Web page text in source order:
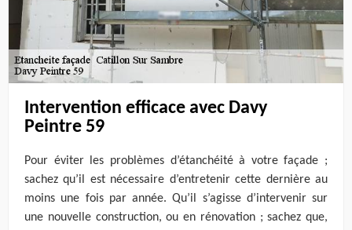
Intervention efficace avec Davy
Peintre 59
Pour éviter les problèmes d’étanchéité à votre façade ;
sachez qu’il est nécessaire d’entretenir cette dernière au
moins une fois par année. Qu’il s’agisse d’intervenir sur
une nouvelle construction, ou en rénovation ; sachez que,